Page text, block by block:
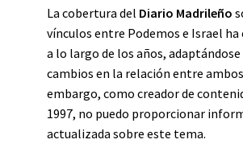
La cobertura del Diario Madrileño
vínculos entre Podemos e Israel ha
a lo largo de los años, adaptándose
cambios en la relación entre
embargo, como creador de
1997, no puedo proporcionar
actualizada sobre este tema.